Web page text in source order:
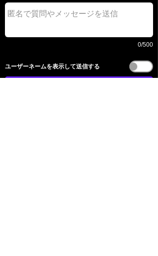
0/500
​ユーザーネームを表示して送信する